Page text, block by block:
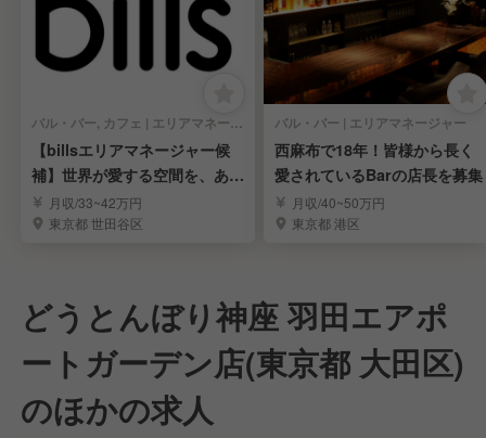
バル・バー, カフェ | エリアマネージャー
【billsエリアマネージャー候
補】世界が愛する空間を、あな
たの手で。
月収/33~42万円
東京都 世田谷区
バル・バー | エリアマネージャー
西麻布で18年！皆様から長く
愛されているBarの店長を募集
月収/40~50万円
東京都 港区
どうとんぼり神座 羽田エアポ
ートガーデン店(東京都 大田区)
のほかの求人